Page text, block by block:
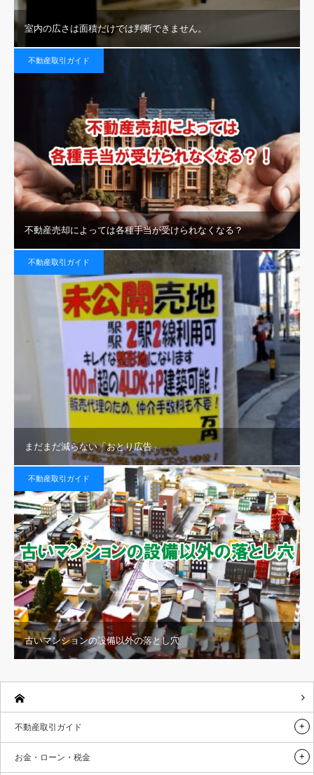
室内の広さは面積だけでは判断できません。
不動産取引ガイド
不動産売却によっては各種手当が受けられなくなる？
不動産取引ガイド
まだまだ減らない「おとり広告」
不動産取引ガイド
古いマンションの設備以外の落とし穴
不動産取引ガイド
お金・ローン・税金